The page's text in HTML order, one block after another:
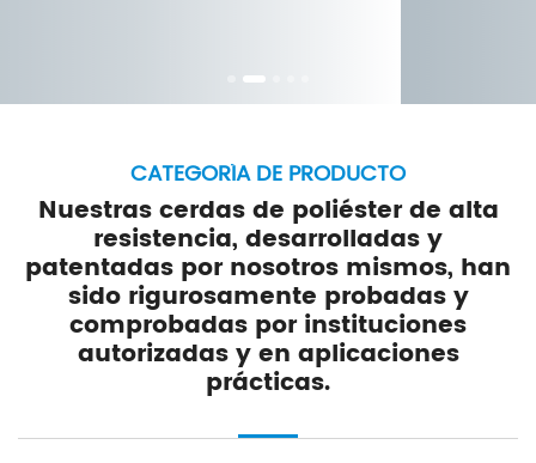
CATEGORÍA DE PRODUCTO
Nuestras cerdas de poliéster de alta
resistencia, desarrolladas y
patentadas por nosotros mismos, han
sido rigurosamente probadas y
comprobadas por instituciones
autorizadas y en aplicaciones
prácticas.